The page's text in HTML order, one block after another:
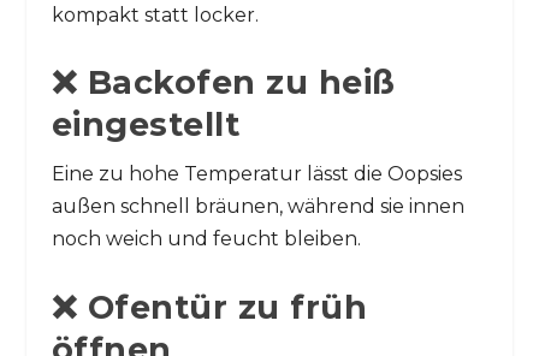
kompakt statt locker.
❌ Backofen zu heiß
eingestellt
Eine zu hohe Temperatur lässt die Oopsies
außen schnell bräunen, während sie innen
noch weich und feucht bleiben.
❌ Ofentür zu früh